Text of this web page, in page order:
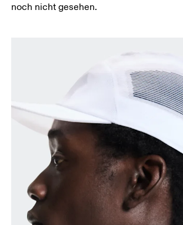
noch nicht gesehen.